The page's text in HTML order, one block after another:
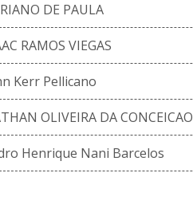
DE PAULA
RAMOS VIEGAS
Kerr Pellicano
OLIVEIRA DA CONCEICAO
Henrique Nani Barcelos